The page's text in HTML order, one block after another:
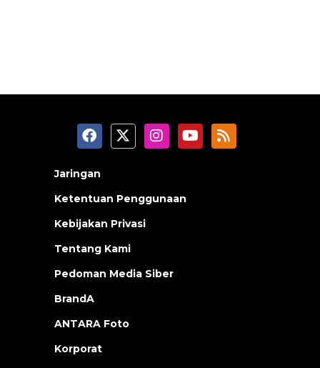
Jaringan
Ketentuan Penggunaan
Kebijakan Privasi
Tentang Kami
Pedoman Media Siber
BrandA
ANTARA Foto
Korporat